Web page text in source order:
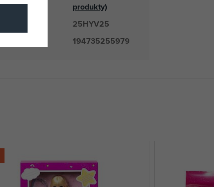
produkty)
25HYV25
194735255979